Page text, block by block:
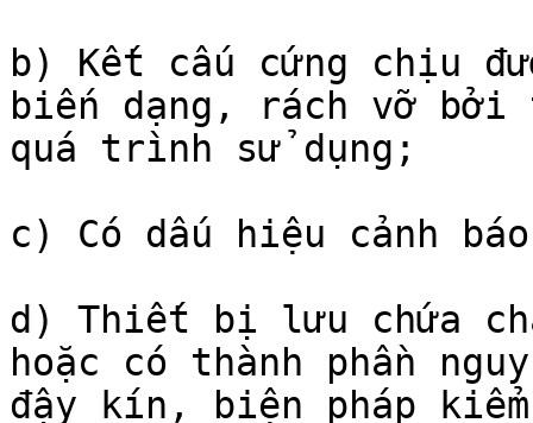
b) Kết cấu cứng chịu
biến dạng, rách vỡ
quá trình sử dụng;
c) Có dấu hiệu cảnh
d) Thiết bị lưu chứa
hoặc có thành phần
đậy kín, biện pháp